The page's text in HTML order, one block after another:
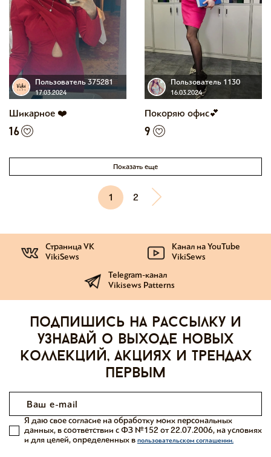
Пользователь 375281
17.03.2024
Шикарное ❤️
16
Пользователь 1130
16.03.2024
Покоряю офис💕
9
Показать еще
1 2
Страница VK
VikiSews
Канал на YouTube
VikiSews
Telegram-канал
Vikisews Patterns
Подпишись на рассылку и
узнавай о выходе новых
коллекций, акциях и трендах
первым
Я даю свое согласие на обработку моих персональных
данных, в соответствии с ФЗ №152 от 22.07.2006, на условиях
и для целей, определенных в пользовательском соглашении.